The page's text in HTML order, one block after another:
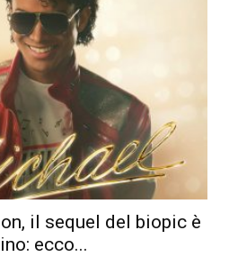
il sequel del biopic è
ecco...